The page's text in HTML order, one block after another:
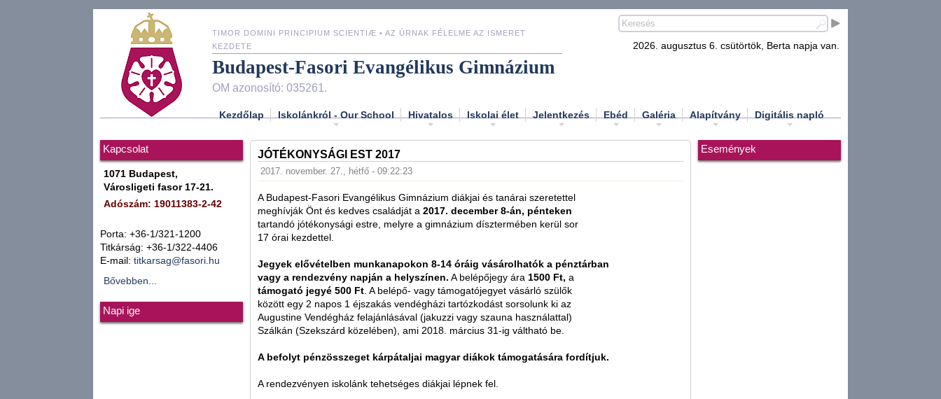
TIMOR DOMINI PRINCIPIUM SCIENTIÆ • AZ ÚRNAK FÉLELME AZ ISMERET
KEZDETE
Budapest-Fasori Evangélikus Gimnázium
OM azonosító: 035261.
2026. augusztus 6. csütörtök, Berta napja van.
Kezdőlap Iskolánkról - Our School Hivatalos Iskolai élet Jelentkezés Ebéd Galéria Alapítvány Digitális napló
Kapcsolat
1071 Budapest,
Városligeti fasor 17-21.
Adószám: 19011383-2-42
Porta: +36-1/321-1200
Titkárság: +36-1/322-4406
E-mail: titkarsag@fasori.hu
Bővebben...
Napi ige
JÓTÉKONYSÁGI EST 2017
2017. november. 27., hétfő - 09:22:23
A Budapest-Fasori Evangélikus Gimnázium diákjai és tanárai szeretettel
meghívják Önt és kedves családját a 2017. december 8-án, pénteken
tartandó jótékonysági estre, melyre a gimnázium dísztermében kerül sor
17 órai kezdettel.
Jegyek elővételben munkanapokon 8-14 óráig vásárolhatók a pénztárban
vagy a rendezvény napján a helyszínen. A belépőjegy ára 1500 Ft, a
támogató jegyé 500 Ft . A belépő- vagy támogatójegyet vásárló szülők
között egy 2 napos 1 éjszakás vendégházi tartózkodást sorsolunk ki az
Augustine Vendégház felajánlásával (jakuzzi vagy szauna használattal)
Szálkán (Szekszárd közelében), ami 2018. március 31-ig váltható be.
A befolyt pénzösszeget kárpátaljai magyar diákok támogatására fordítjuk.
A rendezvényen iskolánk tehetséges diákjai lépnek fel.
Események